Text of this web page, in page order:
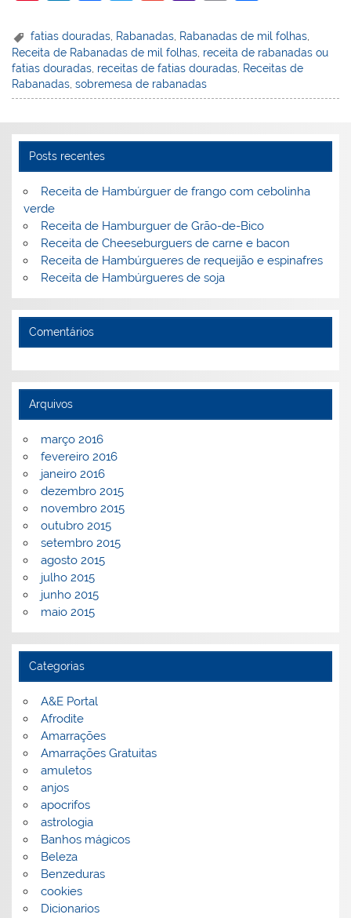
er
e
st
k
e
dI
c
e
b
o
k
itt
er
ai
l
h
o
o
ai
t
ar
e
fatias douradas Rabanadas Rabanadas de mil folhas
Receita de Rabanadas de mil folhas receita de rabanadas ou
fatias douradas receitas de fatias douradas Receitas de
Rabanadas ,sobremesa de rabanadas
Posts recentes
Receita de Hambúrguer de frango com cebolinha
verde
Receita de Hamburguer de Grão-de-Bico
Receita de Cheeseburguers de carne e bacon
Receita de Hambúrgueres de requeijão e espinafres
Receita de Hambúrgueres de soja
Comentários
Arquivos
março 2016
fevereiro 2016
janeiro 2016
dezembro 2015
novembro 2015
outubro 2015
setembro 2015
agosto 2015
julho 2015
junho 2015
maio 2015
Categorias
A&E Portal
Afrodite
Amarrações
Amarrações Gratuitas
amuletos
anjos
apocrifos
astrologia
Banhos mágicos
Beleza
Benzeduras
cookies
Dicionarios